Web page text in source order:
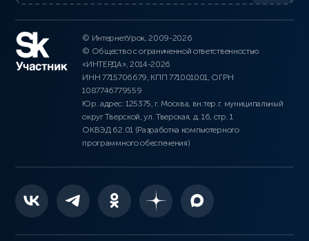
© ИнтернетУрок, 2009-2026
© Общество с ограниченной ответственностью
«ИНТЕРДА», 2014-2026
ИНН 7715706679, КПП 771001001, ОГРН
1087746779559
Юр. адрес: 125375, г. Москва, вн.тер.г. муниципальный
округ Тверской, ул. Тверская, д. 16, стр. 1
ОКВЭД 62.01 (Разработка компьютерного
программного обеспечения)